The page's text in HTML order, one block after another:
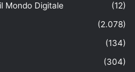
Mondo Digitale
(12)
(2.078)
(134)
(304)